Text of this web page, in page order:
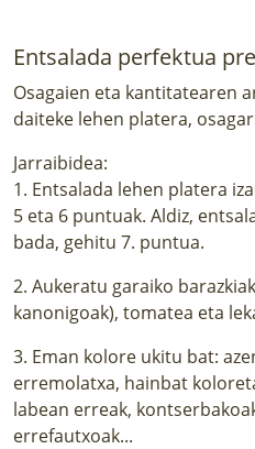
Entsalada perfektua
Osagaien eta kantitatearen
daiteke lehen platera,
Jarraibidea:
1. Entsalada lehen platera
5 eta 6 puntuak. Aldiz,
bada, gehitu 7. puntua.
2. Aukeratu garaiko
kanonigoak), tomatea eta
3. Eman kolore ukitu bat:
erremolatxa, hainbat
labean erreak,
errefautxoak...